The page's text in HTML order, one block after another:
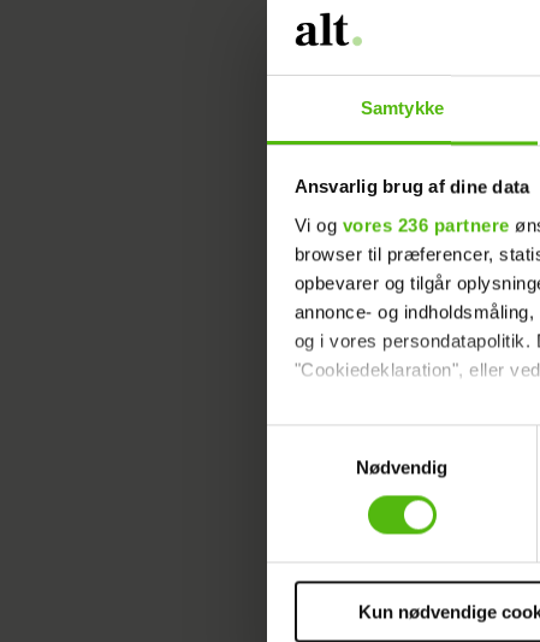
Samtykke
Ansvarlig brug af dine data
Vi og vores 236 partnere
browser til præferencer,
opbevarer og tilgår
annonce- og
og i vores
"Cookiedeklaration", eller
Dine valg anvendes på hele
Vi ønsker dit samtykke til at
Vi anvender egne cookies
sociale medier.
Nødvendig
Kun nødvendige
Hele
allerede